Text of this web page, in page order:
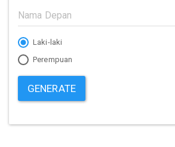
Laki-laki
Perempuan
GENERATE